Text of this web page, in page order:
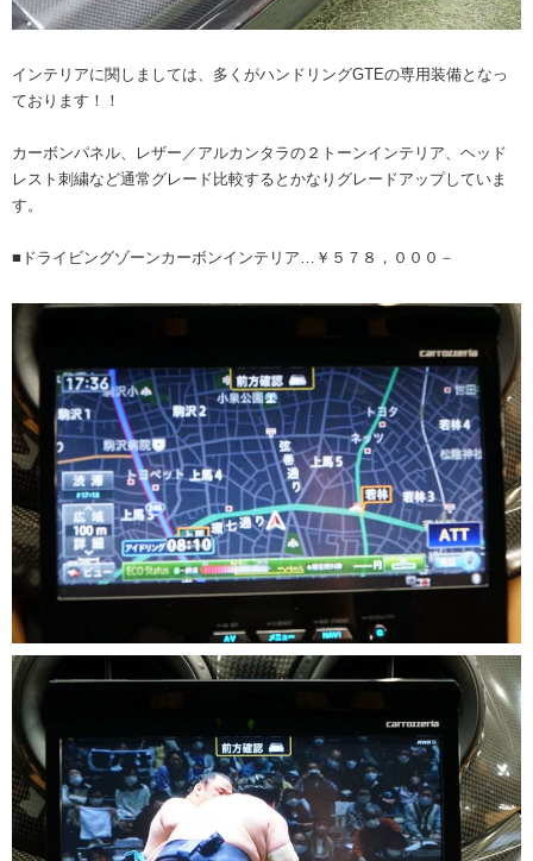
インテリアに関しましては、多くがハンドリングGTEの専用装備となっ
ております！！
カーボンパネル、レザー／アルカンタラの２トーンインテリア、ヘッド
レスト刺繍など通常グレード比較するとかなりグレードアップしていま
す。
■ドライビングゾーンカーボンインテリア…￥５７８，０００－